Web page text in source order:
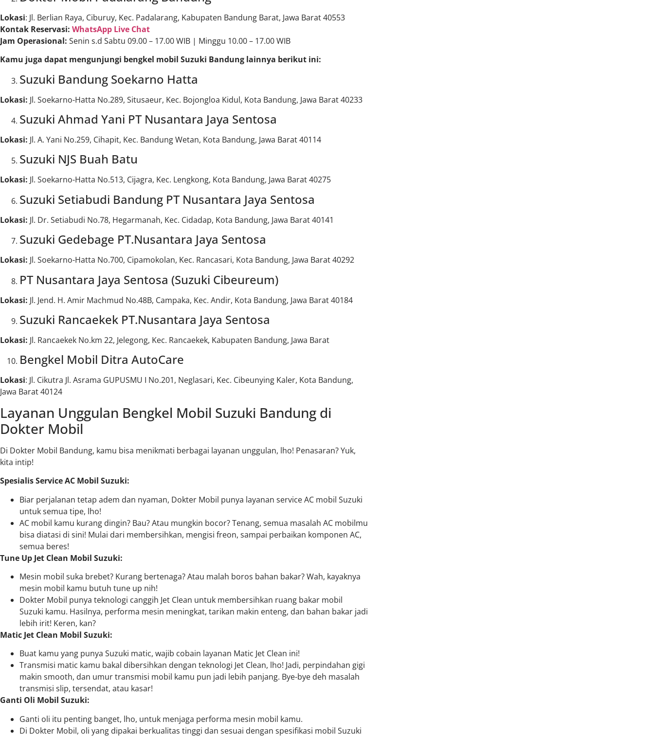
Lokasi: Jl. Berlian Raya, Ciburuy, Kec. Padalarang, Kabupaten Bandung Barat, Jawa Barat 40553
Kontak Reservasi: WhatsApp Live Chat
Jam Operasional: Senin s.d Sabtu 09.00 – 17.00 WIB | Minggu 10.00 – 17.00 WIB
Kamu juga dapat mengunjungi bengkel mobil Suzuki Bandung lainnya berikut ini:
Suzuki Bandung Soekarno Hatta
Lokasi: Jl. Soekarno-Hatta No.289, Situsaeur, Kec. Bojongloa Kidul, Kota Bandung, Jawa Barat 40233
Suzuki Ahmad Yani PT Nusantara Jaya Sentosa
Lokasi: Jl. A. Yani No.259, Cihapit, Kec. Bandung Wetan, Kota Bandung, Jawa Barat 40114
Suzuki NJS Buah Batu
Lokasi: Jl. Soekarno-Hatta No.513, Cijagra, Kec. Lengkong, Kota Bandung, Jawa Barat 40275
Suzuki Setiabudi Bandung PT Nusantara Jaya Sentosa
Lokasi: Jl. Dr. Setiabudi No.78, Hegarmanah, Kec. Cidadap, Kota Bandung, Jawa Barat 40141
Suzuki Gedebage PT.Nusantara Jaya Sentosa
Lokasi: Jl. Soekarno-Hatta No.700, Cipamokolan, Kec. Rancasari, Kota Bandung, Jawa Barat 40292
PT Nusantara Jaya Sentosa (Suzuki Cibeureum)
Lokasi: Jl. Jend. H. Amir Machmud No.48B, Campaka, Kec. Andir, Kota Bandung, Jawa Barat 40184
Suzuki Rancaekek PT.Nusantara Jaya Sentosa
Lokasi: Jl. Rancaekek No.km 22, Jelegong, Kec. Rancaekek, Kabupaten Bandung, Jawa Barat
Bengkel Mobil Ditra AutoCare
Lokasi: Jl. Cikutra Jl. Asrama GUPUSMU I No.201, Neglasari, Kec. Cibeunying Kaler, Kota Bandung,
Jawa Barat 40124
Layanan Unggulan Bengkel Mobil Suzuki Bandung di
Dokter Mobil
Di Dokter Mobil Bandung, kamu bisa menikmati berbagai layanan unggulan, lho! Penasaran? Yuk,
kita intip!
Spesialis Service AC Mobil Suzuki:
Biar perjalanan tetap adem dan nyaman, Dokter Mobil punya layanan service AC mobil Suzuki
untuk semua tipe, lho!
AC mobil kamu kurang dingin? Bau? Atau mungkin bocor? Tenang, semua masalah AC mobilmu
bisa diatasi di sini! Mulai dari membersihkan, mengisi freon, sampai perbaikan komponen AC,
semua beres!
Tune Up Jet Clean Mobil Suzuki:
Mesin mobil suka brebet? Kurang bertenaga? Atau malah boros bahan bakar? Wah, kayaknya
mesin mobil kamu butuh tune up nih!
Dokter Mobil punya teknologi canggih Jet Clean untuk membersihkan ruang bakar mobil
Suzuki kamu. Hasilnya, performa mesin meningkat, tarikan makin enteng, dan bahan bakar jadi
lebih irit! Keren, kan?
Matic Jet Clean Mobil Suzuki:
Buat kamu yang punya Suzuki matic, wajib cobain layanan Matic Jet Clean ini!
Transmisi matic kamu bakal dibersihkan dengan teknologi Jet Clean, lho! Jadi, perpindahan gigi
makin smooth, dan umur transmisi mobil kamu pun jadi lebih panjang. Bye-bye deh masalah
transmisi slip, tersendat, atau kasar!
Ganti Oli Mobil Suzuki:
Ganti oli itu penting banget, lho, untuk menjaga performa mesin mobil kamu.
Di Dokter Mobil, oli yang dipakai berkualitas tinggi dan sesuai dengan spesifikasi mobil Suzuki